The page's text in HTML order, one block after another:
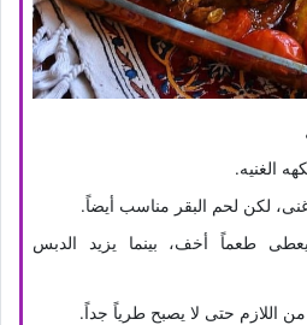
الغنیه.
لکن لحم البقر مناسب أیضاً.
طعماً أخف، بینما یزید الدبس
اللازم حتى لا یصبح طریاً جداً.